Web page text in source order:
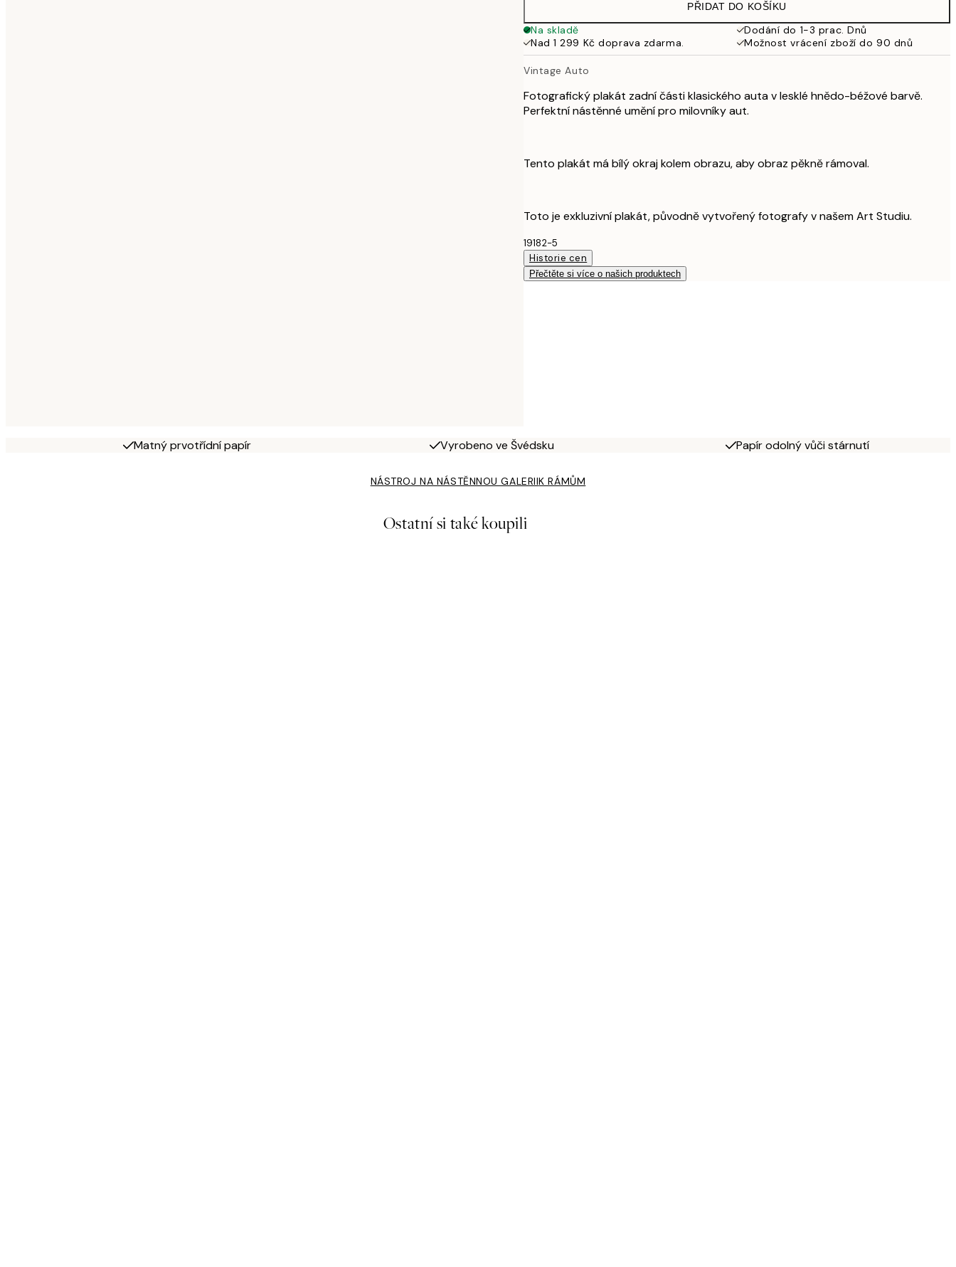
PŘIDAT DO KOŠÍKU
Na skladě
Dodání do 1-3 prac. Dnů
Nad 1 299 Kč doprava zdarma.
Možnost vrácení zboží do 90 dnů
Vintage Auto
Fotografický plakát zadní části klasického auta v lesklé hnědo-béžové barvě.
Perfektní nástěnné umění pro milovníky aut.
Tento plakát má bílý okraj kolem obrazu, aby obraz pěkně rámoval.
Toto je exkluzivní plakát, původně vytvořený fotografy v našem Art Studiu.
19182-5
Historie cen
Přečtěte si více o našich produktech
Matný prvotřídní papír Vyrobeno ve Švédsku Papír odolný vůči stárnutí
NÁSTROJ NA NÁSTĚNNOU GALERIIK RÁMŮM
Ostatní si také koupili